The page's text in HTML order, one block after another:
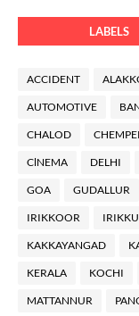
LABELS
ACCIDENT
AUTOMOTIVE
CHALOD
ClNEMA DELHI
GOA GUDALLUR
IRIKKOOR
KAKKAYANGAD
KERALA KOCHI
MATTANNUR